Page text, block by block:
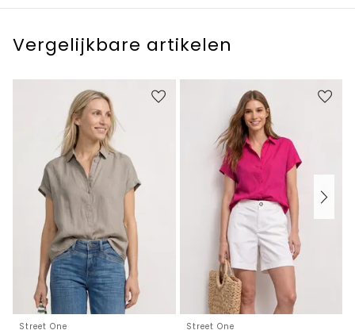
Vergelijkbare artikelen
Street One Street One